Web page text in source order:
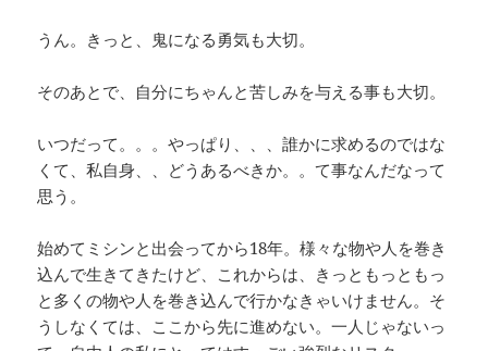
うん。きっと、鬼になる勇気も大切。
そのあとで、自分にちゃんと苦しみを与える事も大切。
いつだって。。。やっぱり、、、誰かに求めるのではな
くて、私自身、、どうあるべきか。。て事なんだなって
思う。
始めてミシンと出会ってから18年。様々な物や人を巻き
込んで生きてきたけど、これからは、きっともっともっ
と多くの物や人を巻き込んで行かなきゃいけません。そ
うしなくては、ここから先に進めない。一人じゃないっ